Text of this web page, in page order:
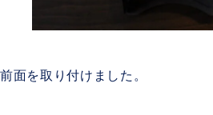
前面を取り付けました。